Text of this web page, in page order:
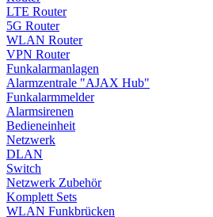
LTE Router
5G Router
WLAN Router
VPN Router
Funkalarmanlagen
Alarmzentrale "AJAX Hub"
Funkalarmmelder
Alarmsirenen
Bedieneinheit
Netzwerk
DLAN
Switch
Netzwerk Zubehör
Komplett Sets
WLAN Funkbrücken